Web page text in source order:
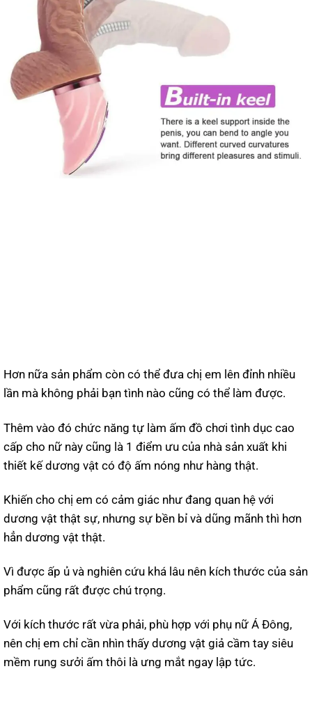
Hơn nữa sản phẩm còn có thể đưa chị em lên đỉnh nhiều
lần mà không phải bạn tình nào cũng có thể làm được.
Thêm vào đó chức năng tự làm ấm đồ chơi tình dục cao
cấp cho nữ này cũng là 1 điểm ưu của nhà sản xuất khi
thiết kế dương vật có độ ấm nóng như hàng thật.
Khiến cho chị em có cảm giác như đang quan hệ với
dương vật thật sự, nhưng sự bền bỉ và dũng mãnh thì hơn
hẳn dương vật thật.
Vì được ấp ủ và nghiên cứu khá lâu nên kích thước của sản
phẩm cũng rất được chú trọng.
Với kích thước rất vừa phải, phù hợp với phụ nữ Á Đông,
nên chị em chỉ cần nhìn thấy dương vật giả cầm tay siêu
mềm rung sưởi ấm thôi là ưng mắt ngay lập tức.